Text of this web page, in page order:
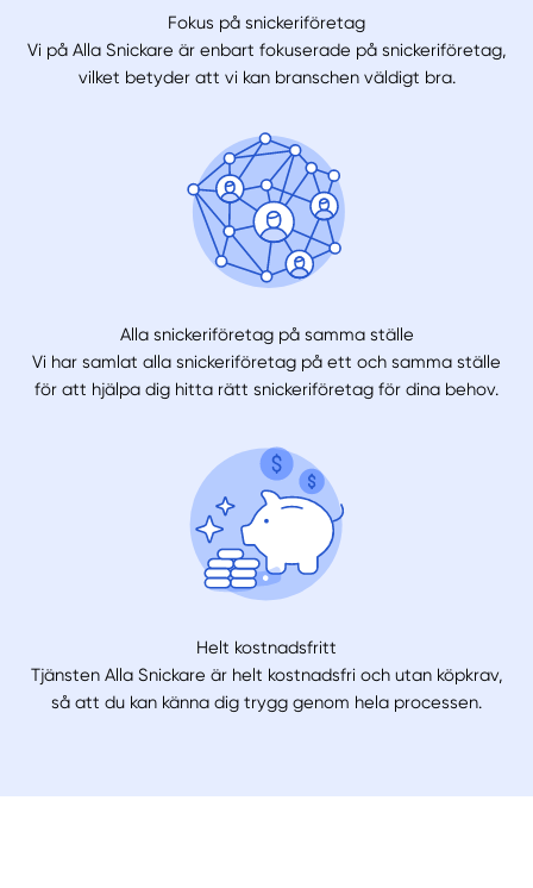
Fokus på snickeriföretag
Vi på Alla Snickare är enbart fokuserade på snickeriföretag,
vilket betyder att vi kan branschen väldigt bra.
Alla snickeriföretag på samma ställe
Vi har samlat alla snickeriföretag på ett och samma ställe
för att hjälpa dig hitta rätt snickeriföretag för dina behov.
Helt kostnadsfritt
Tjänsten Alla Snickare är helt kostnadsfri och utan köpkrav,
så att du kan känna dig trygg genom hela processen.